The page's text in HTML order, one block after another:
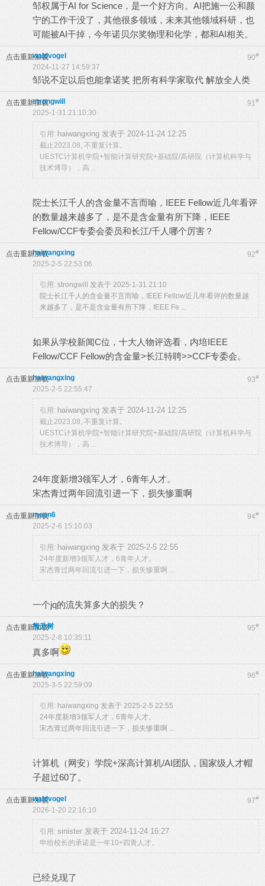
邹权属于AI for Science，是一个好方向。AI把施一公和颜
宁的工作干没了，其他很多领域，未来其他领域科研，也
可能被AI干掉，今年诺贝尔奖物理和化学，都和AI相关。
点击重新加载 90#
waldvogel
2024-11-27 14:59:37
邹说不定以后也能拿诺奖 把所有科学家取代 解放全人类
点击重新加载 91#
strongwill
2025-1-31 21:10:30
引用: haiwangxing 发表于 2024-11-24 12:25
截止2023.08, 不重复计算。
UESTC计算机学院+智能计算研究院+基础院/高研院（计算机科学与
技术博导），高 ...
院士长江千人的含金量不言而喻，IEEE Fellow近几年看评
的数量越来越多了，是不是含金量有所下降，IEEE
Fellow/CCF专委会委员和长江/千人哪个厉害？
点击重新加载 92#
haiwangxing
2025-2-5 22:53:06
引用: strongwill 发表于 2025-1-31 21:10
院士长江千人的含金量不言而喻，IEEE Fellow近几年看评的数量越
来越多了，是不是含金量有所下降，IEEE Fe ...
如果从学校新闻C位，十大人物评选看，内培IEEE
Fellow/CCF Fellow的含金量>长江特聘>>CCF专委会。
点击重新加载 93#
haiwangxing
2025-2-5 22:55:47
引用: haiwangxing 发表于 2024-11-24 12:25
截止2023.08, 不重复计算。
UESTC计算机学院+智能计算研究院+基础院/高研院（计算机科学与
技术博导），高 ...
24年度新增3领军人才，6青年人才。
宋杰青过两年回流引进一下，损失惨重啊
点击重新加载 94#
mean6
2025-2-6 15:10:03
引用: haiwangxing 发表于 2025-2-5 22:55
24年度新增3领军人才，6青年人才。
宋杰青过两年回流引进一下，损失惨重啊 ...
一个jq的流失算多大的损失？
点击重新加载 95#
熊升树
2025-2-8 10:35:11
真多啊
点击重新加载 96#
haiwangxing
2025-3-5 22:59:09
引用: haiwangxing 发表于 2025-2-5 22:55
24年度新增3领军人才，6青年人才。
宋杰青过两年回流引进一下，损失惨重啊 ...
计算机（网安）学院+深高计算机/AI团队，国家级人才帽
子超过60了。
点击重新加载 97#
waldvogel
2026-1-20 22:16:10
引用: sinister 发表于 2024-11-24 16:27
申给校长的承诺是一年10+四青人才。
已经兑现了